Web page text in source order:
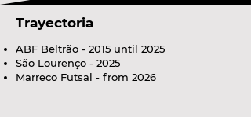
Trayectoria
ABF Beltrão - 2015 until 2025
São Lourenço - 2025
Marreco Futsal - from 2026